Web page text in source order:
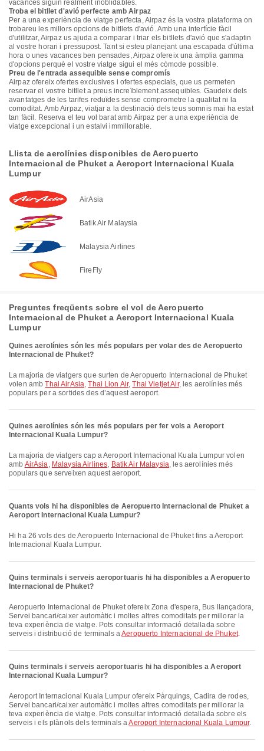
vacances siguin realment inoblidables.
Troba el bitllet d'avió perfecte amb Airpaz
Per a una experiència de viatge perfecta, Airpaz és la vostra plataforma on
trobareu les millors opcions de bitllets d'avió. Amb una interfície fàcil
d'utilitzar, Airpaz us ajuda a comparar i triar els bitllets d'avió que s'adaptin
al vostre horari i pressupost. Tant si esteu planejant una escapada d'última
hora o unes vacances ben pensades, Airpaz ofereix una àmplia gamma
d'opcions perquè el vostre viatge sigui el més còmode possible.
Preu de l'entrada assequible sense compromís
Airpaz ofereix ofertes exclusives i ofertes especials, que us permeten
reservar el vostre bitllet a preus increïblement assequibles. Gaudeix dels
avantatges de les tarifes reduïdes sense comprometre la qualitat ni la
comoditat. Amb Airpaz, viatjar a la destinació dels teus somnis mai ha estat
tan fàcil. Reserva el teu vol barat amb Airpaz per a una experiència de
viatge excepcional i un estalvi immillorable.
Llista de aerolínies disponibles de Aeropuerto
Internacional de Phuket a Aeroport Internacional Kuala
Lumpur
AirAsia
Batik Air Malaysia
Malaysia Airlines
FireFly
Preguntes freqüents sobre el vol de Aeropuerto
Internacional de Phuket a Aeroport Internacional Kuala
Lumpur
Quines aerolínies són les més populars per volar des de Aeropuerto
Internacional de Phuket?
La majoria de viatgers que surten de Aeropuerto Internacional de Phuket
volen ambThai AirAsia,Thai Lion Air,Thai Vietjet Air, les aerolínies més
populars per a sortides des d’aquest aeroport.
Quines aerolínies són les més populars per fer vols a Aeroport
Internacional Kuala Lumpur?
La majoria de viatgers cap a Aeroport Internacional Kuala Lumpur volen
amb AirAsia, Malaysia Airlines, Batik Air Malaysia, les aerolínies més
populars que serveixen aquest aeroport.
Quants vols hi ha disponibles de Aeropuerto Internacional de Phuket a
Aeroport Internacional Kuala Lumpur?
Hi ha 26 vols des de Aeropuerto Internacional de Phuket fins a Aeroport
Internacional Kuala Lumpur.
Quins terminals i serveis aeroportuaris hi ha disponibles a Aeropuerto
Internacional de Phuket?
Aeropuerto Internacional de Phuket ofereix Zona d'espera, Bus llançadora,
Servei bancari/caixer automàtic i moltes altres comoditats per millorar la
teva experiència de viatge. Pots consultar informació detallada sobre
serveis i distribució de terminals aAeropuerto Internacional de Phuket.
Quins terminals i serveis aeroportuaris hi ha disponibles a Aeroport
Internacional Kuala Lumpur?
Aeroport Internacional Kuala Lumpur ofereix Pàrquings, Cadira de rodes,
Servei bancari/caixer automàtic i moltes altres comoditats per millorar la
teva experiència de viatge. Pots consultar informació detallada sobre els
serveis i els plànols dels terminals aAeroport Internacional Kuala Lumpur.